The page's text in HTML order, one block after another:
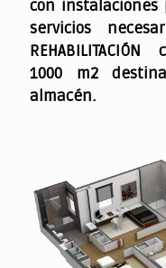
con instalaciones
servicios
1000 m2
almacén.